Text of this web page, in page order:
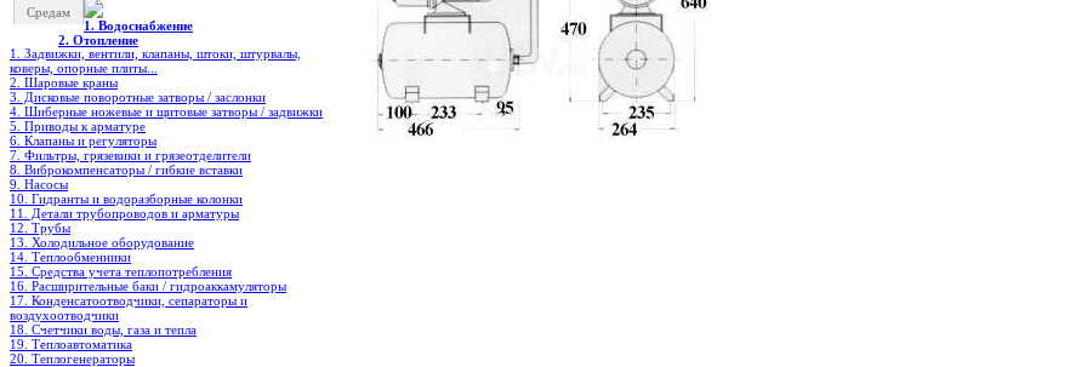
Средам
1. Водоснабжение
2. Отопление
1. Задвижки, вентили, клапаны, штоки, штурвалы,
коверы, опорные плиты...
2. Шаровые краны
3. Дисковые поворотные затворы / заслонки
4. Шиберные ножевые и щитовые затворы / задвижки
5. Приводы к арматуре
6. Клапаны и регуляторы
7. Фильтры, грязевики и грязеотделители
8. Виброкомпенсаторы / гибкие вставки
9. Насосы
10. Гидранты и водоразборные колонки
11. Детали трубопроводов и арматуры
12. Трубы
13. Холодильное oборудование
14. Теплообменники
15. Средства учета теплопотребления
16. Расширительные баки / гидроаккамуляторы
17. Конденсатоотводчики, сепараторы и
воздухоотводчики
18. Счетчики воды, газа и тепла
19. Теплоавтоматика
20. Теплогенераторы